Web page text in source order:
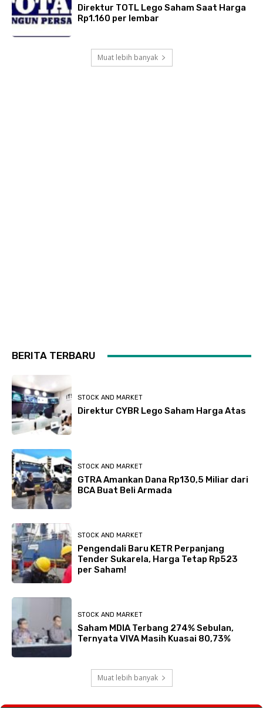
Direktur TOTL Lego Saham Saat Harga
Rp1.160 per lembar
Muat lebih banyak
BERITA TERBARU
STOCK AND MARKET
Direktur CYBR Lego Saham Harga Atas
STOCK AND MARKET
GTRA Amankan Dana Rp130,5 Miliar dari
BCA Buat Beli Armada
STOCK AND MARKET
Pengendali Baru KETR Perpanjang
Tender Sukarela, Harga Tetap Rp523
per Saham!
STOCK AND MARKET
Saham MDIA Terbang 274% Sebulan,
Ternyata VIVA Masih Kuasai 80,73%
Muat lebih banyak